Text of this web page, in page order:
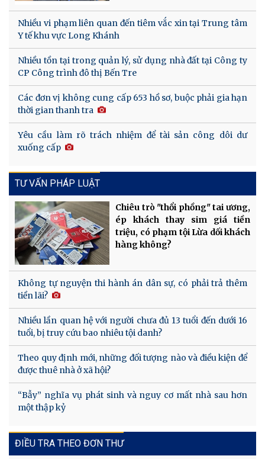
Nhiều vi phạm liên quan đến tiêm vắc xin tại Trung tâm
Y tế khu vực Long Khánh
Nhiều tồn tại trong quản lý, sử dụng nhà đất tại Công ty
CP Công trình đô thị Bến Tre
Các đơn vị không cung cấp 653 hồ sơ, buộc phải gia hạn
thời gian thanh tra
Yêu cầu làm rõ trách nhiệm để tài sản công dôi dư
xuống cấp
TƯ VẤN PHÁP LUẬT
Chiêu trò "thổi phồng" tai ương,
ép khách thay sim giá tiền
triệu, có phạm tội Lừa dối khách
hàng không?
Không tự nguyện thi hành án dân sự, có phải trả thêm
tiền lãi?
Nhiều lần quan hệ với người chưa đủ 13 tuổi đến dưới 16
tuổi, bị truy cứu bao nhiêu tội danh?
Theo quy định mới, những đối tượng nào và điều kiện để
được thuê nhà ở xã hội?
“Bẫy” nghĩa vụ phát sinh và nguy cơ mất nhà sau hơn
một thập kỷ
ĐIỀU TRA THEO ĐƠN THƯ